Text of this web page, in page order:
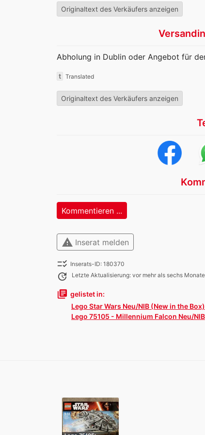
Originaltext des Verkäufers anzeigen
Abholung in Dublin oder Angebot für
t Translated
Originaltext des Verkäufers anzeigen
Kommentieren ...
warning Inserat melden
checklist_rtl Inserats-ID: 180370
update Letzte Aktualisierung: vor mehr als sechs
library_books gelistet in:
Lego Star Wars Neu/NIB (New in the Box)
Lego 75105 - Millennium Falcon Neu/NIB